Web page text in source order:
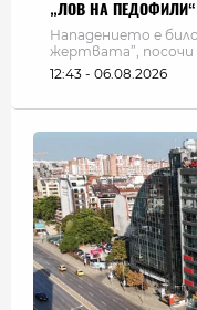
„ЛОВ НА ПЕДОФИЛИ“
Нападението е
жертвата”,
12:43 - 06.08.2026